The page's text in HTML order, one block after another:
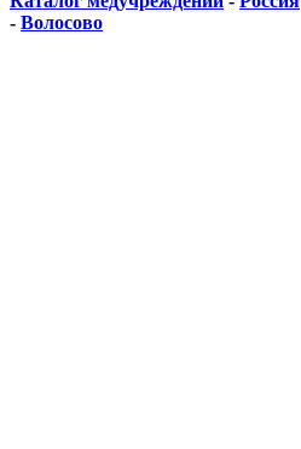
- Волосово